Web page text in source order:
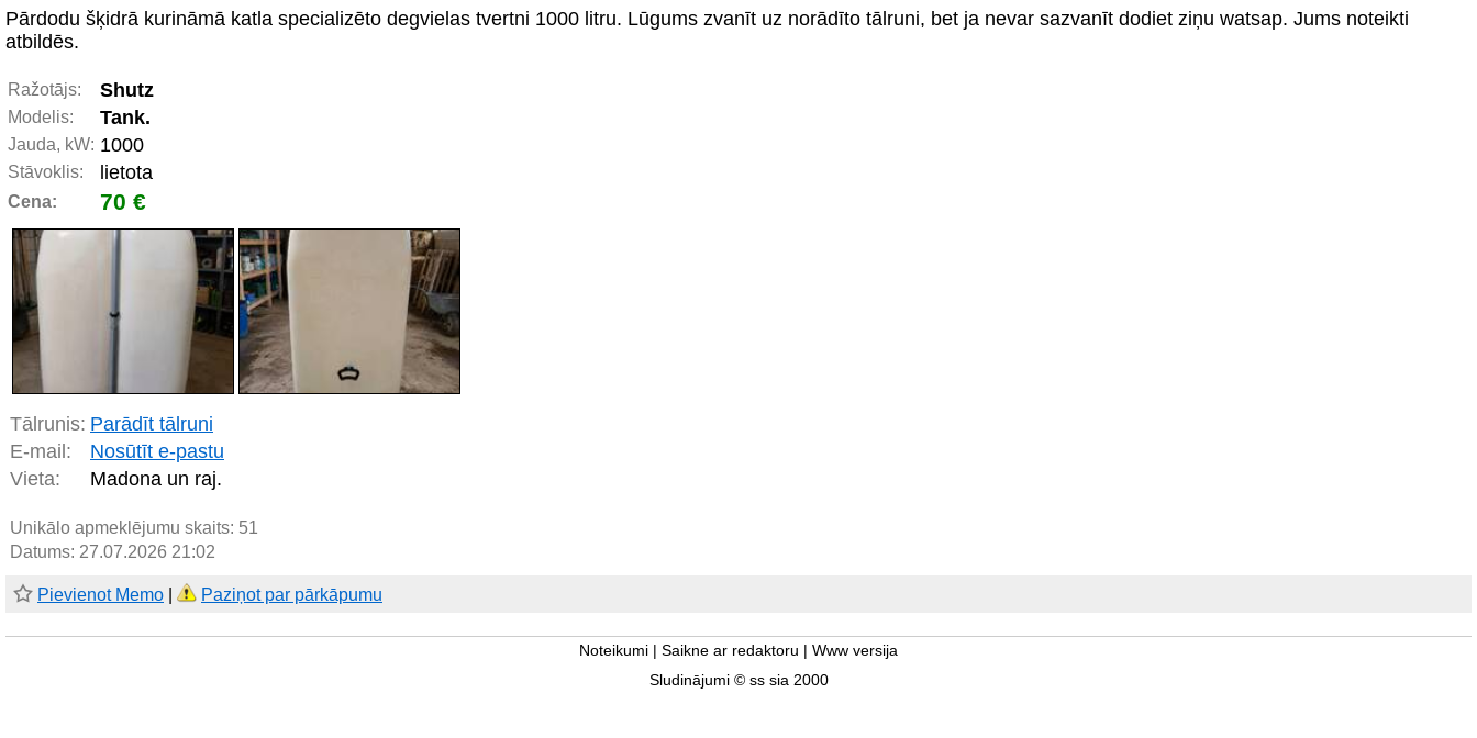
Pārdodu šķidrā kurināmā katla specializēto degvielas tvertni 1000 litru. Lūgums zvanīt uz norādīto tālruni, bet ja nevar sazvanīt dodiet ziņu watsap. Jums noteikti
atbildēs.
Ražotājs: Shutz
Modelis: Tank.
Jauda, kW: 1000
Stāvoklis: lietota
Cena: 70 €
Tālrunis: Parādīt tālruni
E-mail:
Nosūtīt e-pastu
Vieta:
Madona un raj.
Unikālo apmeklējumu skaits: 51
Datums: 27.07.2026 21:02
Pievienot Memo Paziņot par pārkāpumu
Noteikumi Saikne ar redaktoru
Www versija
Sludinājumi © ss sia 2000